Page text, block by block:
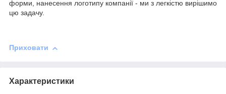
форми, нанесення логотипу компанії - ми з легкістю вирішимо
цю задачу.
Приховати
Характеристики